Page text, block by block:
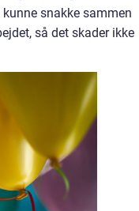
snakke sammen
så det skader ikke